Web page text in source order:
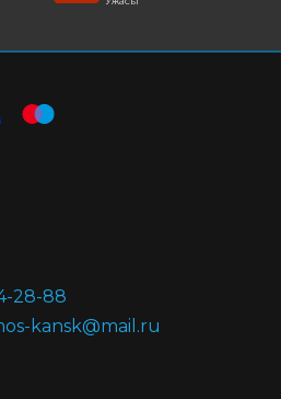
28-88
kansk@mail.ru